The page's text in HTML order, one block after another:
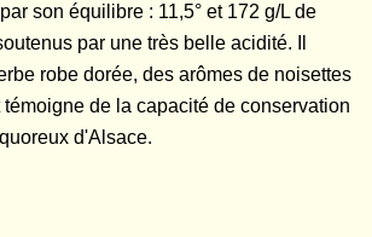
son équilibre : 11,5° et 172 g/L de
par une très belle acidité. Il
robe dorée, des arômes de noisettes
de la capacité de conservation
d'Alsace.